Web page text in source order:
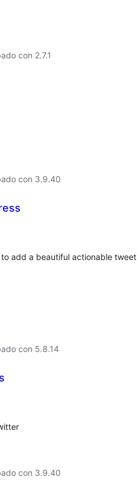
con 2.7.1
con 3.9.40
add a beautiful actionable tweet
con 5.8.14
con 3.9.40